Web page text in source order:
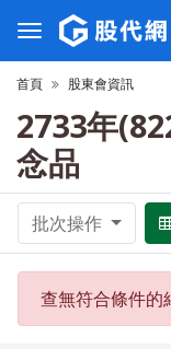
首頁 股東會資訊
2733年
念品
批次操作
查無符合條件的